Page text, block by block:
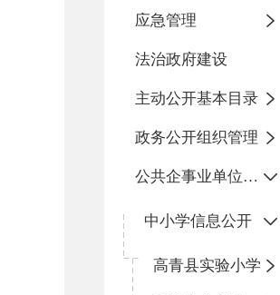
应急管理
法治政府建设
主动公开基本目录
政务公开组织管理
公共企事业单位信息公开
中小学信息公开
高青县实验小学